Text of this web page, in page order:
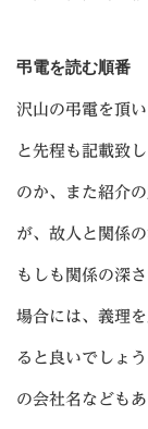
弔電を読む順番
沢山の弔電を頂
と先程も記載致
のか、また紹介
が、故人と関係
もしも関係の深
場合には、義理
ると良いでしょ
の会社名なども